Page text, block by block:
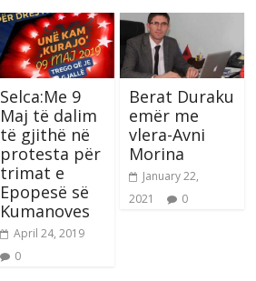
Selca:Me 9
Maj të dalim
të gjithë në
protesta për
trimat e
Epopesë së
Kumanoves
April 24, 2019
0
Berat Duraku
emër me
vlera-Avni
Morina
January 22,
2021
0